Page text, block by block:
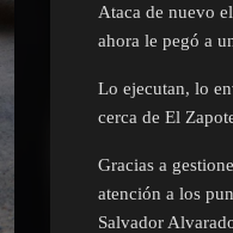
Ataca de nuevo
ahora le pegó a
Lo ejecutan, lo
cerca de El
Gracias a
atención a los
Salvador